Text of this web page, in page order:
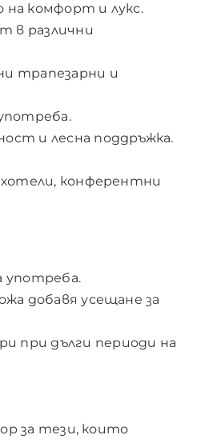
на комфорт и лукс.
в различни
трапезарни и
и лесна поддръжка.
конферентни
употреба.
добавя усещане за
при дълги периоди на
за тези, които